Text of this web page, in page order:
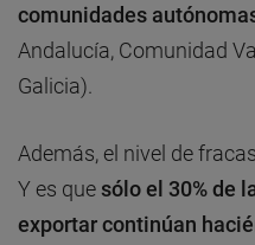
comunidades
Andalucía, Comunidad
Galicia).
Además, el nivel de
Y es quesólo el 30% de
exportar continúan